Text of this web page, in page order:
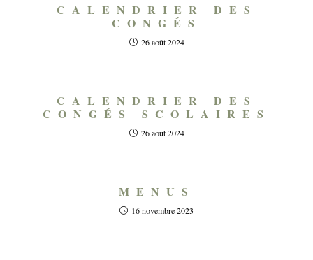
CALENDRIER DES
CONGÉS
26 août 2024
CALENDRIER DES
CONGÉS SCOLAIRES
26 août 2024
MENUS
16 novembre 2023